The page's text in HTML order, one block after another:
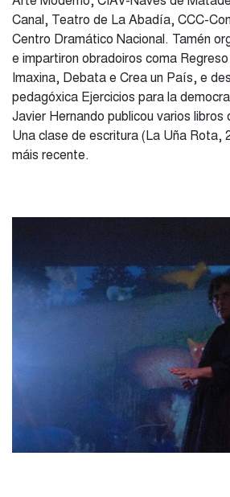
Canal, Teatro de La Abadía, CCC-
Centro Dramático Nacional. Tamén
e impartiron obradoiros coma
Imaxina, Debata e Crea un País, e
pedagóxica Ejercicios para la
Javier Hernando publicou varios
Una clase de escritura (La Uña Rota,
máis recente.